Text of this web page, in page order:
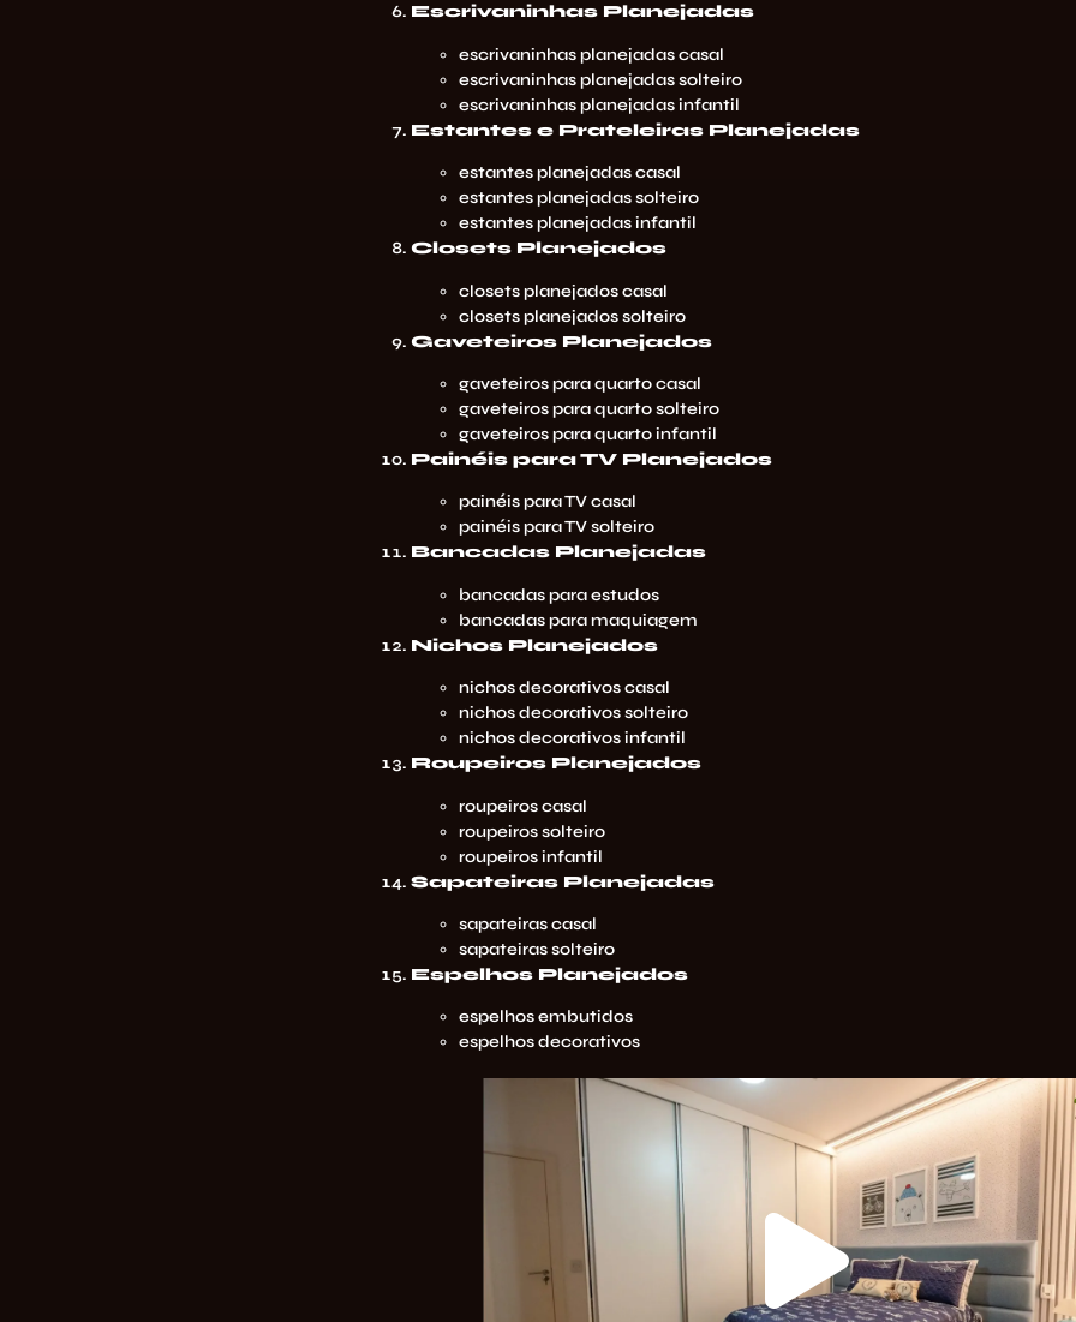
Escrivaninhas Planejadas
escrivaninhas planejadas casal
escrivaninhas planejadas solteiro
escrivaninhas planejadas infantil
Estantes e Prateleiras Planejadas
estantes planejadas casal
estantes planejadas solteiro
estantes planejadas infantil
Closets Planejados
closets planejados casal
closets planejados solteiro
Gaveteiros Planejados
gaveteiros para quarto casal
gaveteiros para quarto solteiro
gaveteiros para quarto infantil
Painéis para TV Planejados
painéis para TV casal
painéis para TV solteiro
Bancadas Planejadas
bancadas para estudos
bancadas para maquiagem
Nichos Planejados
nichos decorativos casal
nichos decorativos solteiro
nichos decorativos infantil
Roupeiros Planejados
roupeiros casal
roupeiros solteiro
roupeiros infantil
Sapateiras Planejadas
sapateiras casal
sapateiras solteiro
Espelhos Planejados
espelhos embutidos
espelhos decorativos